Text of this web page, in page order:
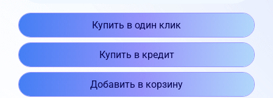
Купить в один клик
Купить в кредит
Добавить в корзину